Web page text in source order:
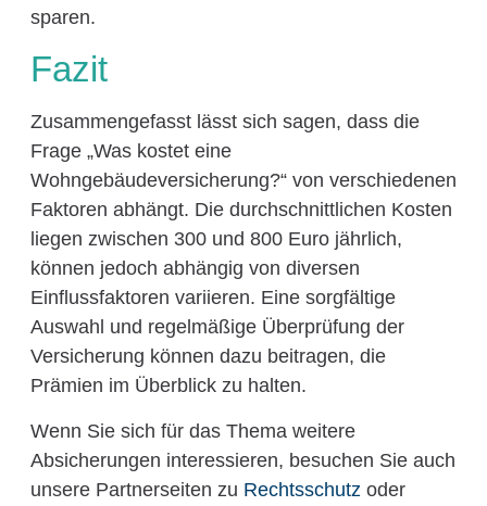
sparen.
Fazit
Zusammengefasst lässt sich sagen, dass die
Frage „Was kostet eine
Wohngebäudeversicherung?“ von verschiedenen
Faktoren abhängt. Die durchschnittlichen Kosten
liegen zwischen 300 und 800 Euro jährlich,
können jedoch abhängig von diversen
Einflussfaktoren variieren. Eine sorgfältige
Auswahl und regelmäßige Überprüfung der
Versicherung können dazu beitragen, die
Prämien im Überblick zu halten.
Wenn Sie sich für das Thema weitere
Absicherungen interessieren, besuchen Sie auch
unsere Partnerseiten zu Rechtsschutz oder